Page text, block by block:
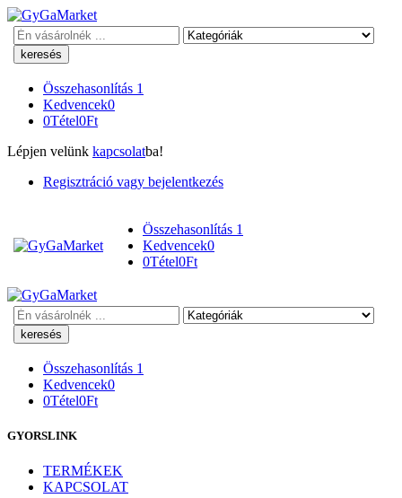
Keresés
Összehasonlítás 1
Kedvencek0
0Tétel0Ft
Lépjen velünk kapcsolatba!
Regisztráció vagy bejelentkezés
Összehasonlítás 1
Kedvencek0
0Tétel0Ft
Keresés
Összehasonlítás 1
Kedvencek0
0Tétel0Ft
GYORSLINK
TERMÉKEK
KAPCSOLAT